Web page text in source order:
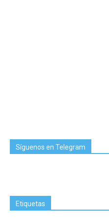
Síguenos en Telegram
Etiquetas